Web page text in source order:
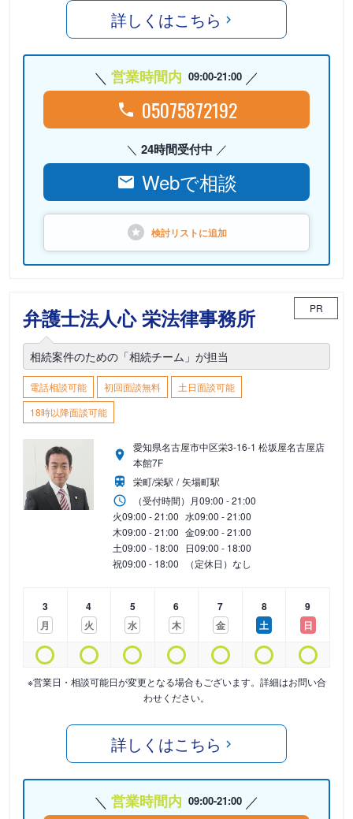
詳しくはこちら
営業時間内 09:00-21:00
05075872192
24時間受付中
Webで相談
検討リストに追加
弁護士法人心 栄法律事務所 PR
相続案件のための「相続チーム」が担当
電話相談可能 初回面談無料
土日面談可能
18時以降面談可能
愛知県名古屋市中区栄3-16-1 松坂屋名古屋店
本館7F
栄町/栄駅
矢場町駅
（受付時間） 月09:00 - 21:00
火09:00 - 21:00 水09:00 - 21:00
木09:00 - 21:00 金09:00 - 21:00
土09:00 - 18:00 日09:00 - 18:00
祝09:00 - 18:00 （定休日）なし
3
月
4
火
5
水
6
木
7
金
8
土
9
日
※営業日・相談可能日が変更となる場合もございます。詳細はお問い合
わせください。
詳しくはこちら
営業時間内 09:00-21:00